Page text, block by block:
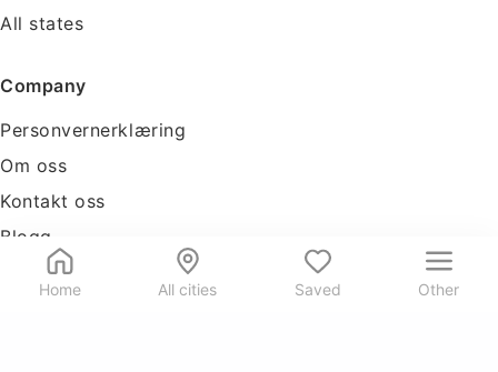
Home All cities Saved Other
All states
Company
Personvernerklæring
Om oss
Kontakt oss
Blogg
Tools